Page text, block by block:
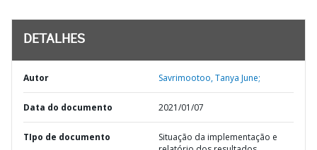
DETALHES
Autor Savrimootoo, Tanya June;
Data do documento 2021/01/07
TIpo de documento
Situação da implementação e